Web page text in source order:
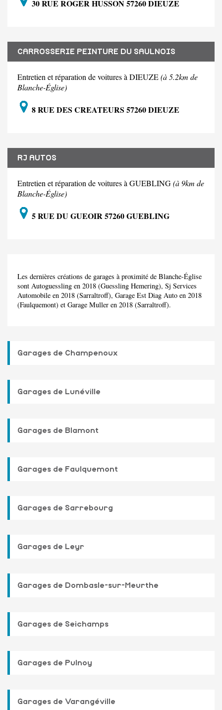
30 RUE ROGER HUSSON 57260 DIEUZE
CARROSSERIE PEINTURE DU SAULNOIS
Entretien et réparation de voitures à DIEUZE(à 5.2km de
Blanche-Église)
8 RUE DES CREATEURS 57260 DIEUZE
RJ AUTOS
Entretien et réparation de voitures à GUEBLING(à 9km de
Blanche-Église)
5 RUE DU GUEOIR 57260 GUEBLING
Les dernières créations de garages à proximité de Blanche-Église
sont Autoguessling en 2018 (Guessling Hemering), Sj Services
Automobile en 2018 (Sarraltroff), Garage Est Diag Auto en 2018
(Faulquemont) et Garage Muller en 2018 (Sarraltroff).
Garages de Champenoux
Garages de Lunéville
Garages de Blamont
Garages de Faulquemont
Garages de Sarrebourg
Garages de Leyr
Garages de Dombasle-sur-Meurthe
Garages de Seichamps
Garages de Pulnoy
Garages de Varangéville